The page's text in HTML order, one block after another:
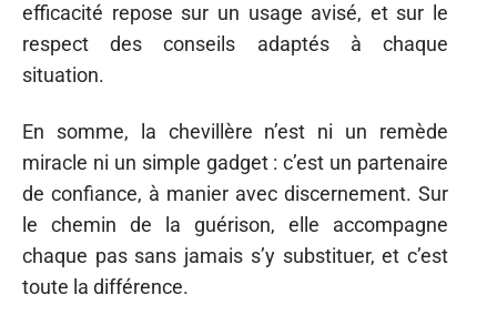
efficacité repose sur un usage avisé, et sur le
respect des conseils adaptés à chaque
situation.
En somme, la chevillère n’est ni un remède
miracle ni un simple gadget : c’est un partenaire
de confiance, à manier avec discernement. Sur
le chemin de la guérison, elle accompagne
chaque pas sans jamais s’y substituer, et c’est
toute la différence.